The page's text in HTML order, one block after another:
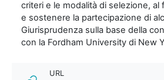
criteri e le modalità di selezione, al
e sostenere la partecipazione di
Giurisprudenza sulla base della
con la Fordham University di New
URL